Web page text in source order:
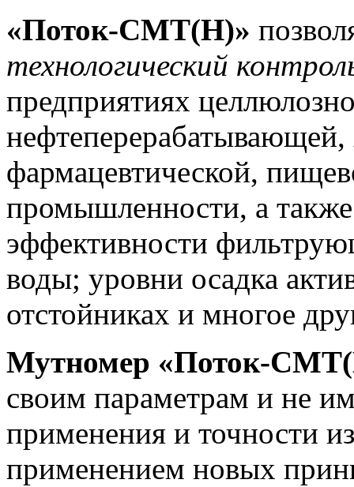
«Поток-СМТ(Н)»
технологический
предприятиях
фармацевтической,
промышленности, а
эффективности
воды; уровни осадка
отстойниках и многое
Мутномер «Поток-
своим параметрам и не
применения и точности
применением новых